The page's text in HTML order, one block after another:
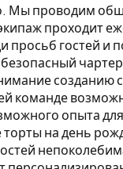
Мы проводим
проходит
просьб гостей
созданию
команде
опыта
торты на день